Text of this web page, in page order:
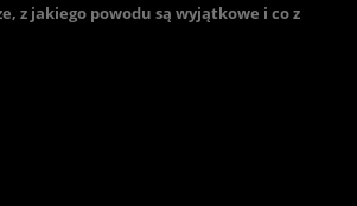
z jakiego powodu są wyjątkowe i co z